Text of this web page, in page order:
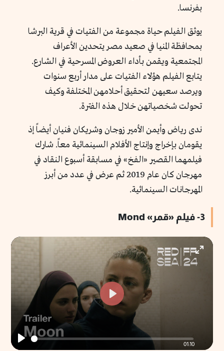
بفرنسا.
يوثق الفيلم حياة مجموعة من الفتيات في قرية البرشا
بمحافظة المنيا في صعيد مصر يتحدين الأعراف
المجتمعية ويقمن بأداء العروض المسرحية في الشارع.
يتابع الفيلم هؤلاء الفتيات على مدار أربع سنوات
ويرصد سعيهن لتحقيق أحلامهن المختلفة وكيف
تحولت شخصياتهن خلال هذه الفترة.
ندى رياض وأيمن الأمير زوجان وشريكان فنيان أيضاً إذ
يقومان بإخراج وإنتاج الأفلام السينمائية معاً. شارك
فيلمهما القصير «الفخ» في مسابقة أسبوع النقاد في
مهرجان كان عام 2019 ثم عرض في عدد من أبرز
المهرجانات السينمائية.
3- فيلم «قمر» Mond
01:10
Play